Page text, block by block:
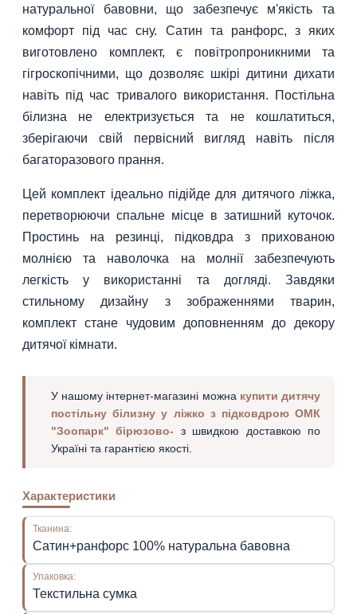
натуральної бавовни, що забезпечує м'якість та
комфорт під час сну. Сатин та ранфорс, з яких
виготовлено комплект, є повітропроникними та
гігроскопічними, що дозволяє шкірі дитини дихати
навіть під час тривалого використання. Постільна
білизна не електризується та не кошлатиться,
зберігаючи свій первісний вигляд навіть після
багаторазового прання.
Цей комплект ідеально підійде для дитячого ліжка,
перетворюючи спальне місце в затишний куточок.
Простинь на резинці, підковдра з прихованою
молнією та наволочка на молнії забезпечують
легкість у використанні та догляді. Завдяки
стильному дизайну з зображеннями тварин,
комплект стане чудовим доповненням до декору
дитячої кімнати.
У нашому інтернет-магазині можна купити дитячу
постільну білизну у ліжко з підковдрою ОМК
"Зоопарк" бірюзово- з швидкою доставкою по
Україні та гарантією якості.
Характеристики
Тканина:
Сатин+ранфорс 100% натуральна бавовна
Упаковка:
Текстильна сумка